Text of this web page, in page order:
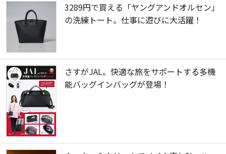
3289円で買える「ヤングアンドオルセン」
の洗練トート。仕事に遊びに大活躍！
さすがJAL。快適な旅をサポートする多機
能バッグインバッグが登場！